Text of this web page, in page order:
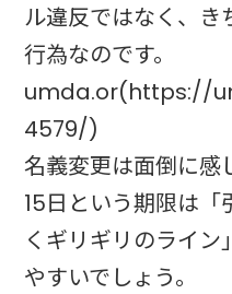
ル違反ではなく、き
行為なのです。
umda.or(https://
4579/)
名義変更は面倒に感
15日という期限は
くギリギリのライン
やすいでしょう。